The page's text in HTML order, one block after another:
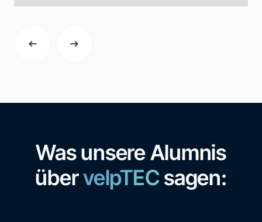
Was unsere Alumnis
übervelpTEC sagen: